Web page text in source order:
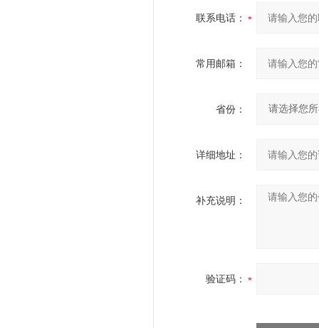
联系电话：
常用邮箱：
省份：
详细地址：
补充说明：
验证码：